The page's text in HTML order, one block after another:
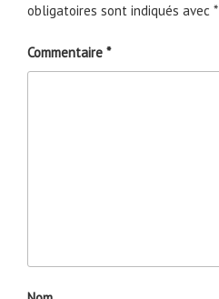
obligatoires sont indiqués avec *
Commentaire *